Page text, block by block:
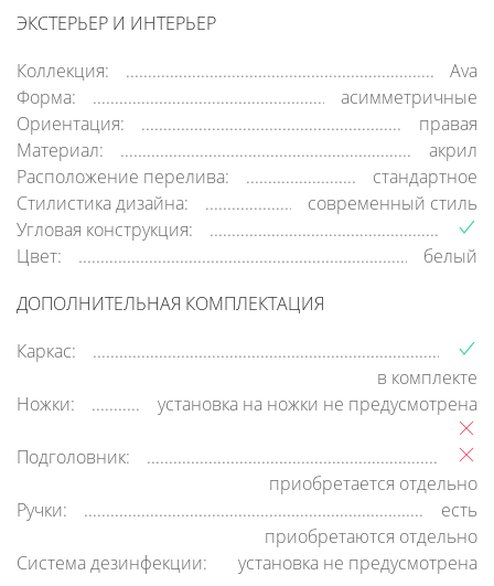
ЭКСТЕРЬЕР И ИНТЕРЬЕР
Коллекция:
Ava
Форма:
асимметричные
Ориентация:
правая
Материал:
акрил
Расположение перелива:
стандартное
Стилистика дизайна:
современный стиль
Угловая конструкция:
Цвет:
белый
ДОПОЛНИТЕЛЬНАЯ КОМПЛЕКТАЦИЯ
Каркас:
в комплекте
Ножки:
установка на ножки не предусмотрена
Подголовник:
приобретается отдельно
Ручки:
есть
приобретаются отдельно
Система дезинфекции:
установка не предусмотрена